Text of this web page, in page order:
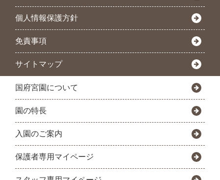
個人情報保護方針
免責事項
サイトマップ
国府宮園について
園の特長
入園のご案内
保護者専用マイページ